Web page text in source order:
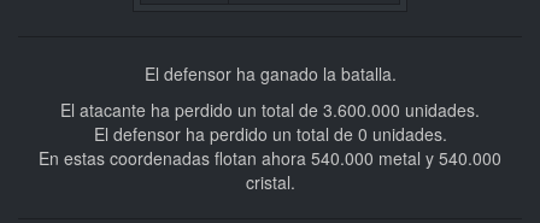
El defensor ha ganado la batalla.
El atacante ha perdido un total de 3.600.000 unidades.
El defensor ha perdido un total de 0 unidades.
En estas coordenadas flotan ahora 540.000 metal y 540.000
cristal.